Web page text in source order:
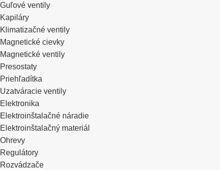
Guľové ventily
Kapiláry
Klimatizačné ventily
Magnetické cievky
Magnetické ventily
Presostaty
Priehľadítka
Uzatváracie ventily
Elektronika
Elektroinštalačné náradie
Elektroinštalačný materiál
Ohrevy
Regulátory
Rozvádzače